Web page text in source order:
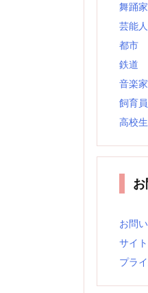
舞踊家
芸能
都市
鉄道
音楽家
飼育員
高校生
お問
サイ
プラ